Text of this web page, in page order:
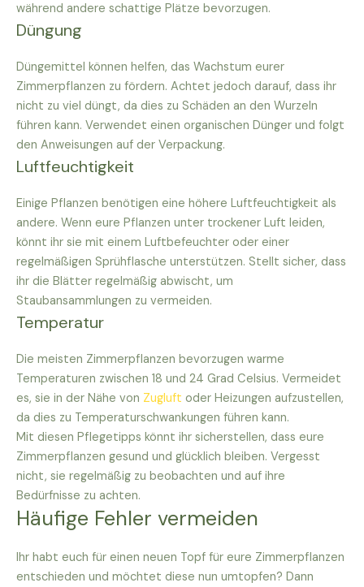
während andere schattige Plätze bevorzugen.
Düngung
Düngemittel können helfen, das Wachstum eurer
Zimmerpflanzen zu fördern. Achtet jedoch darauf, dass ihr
nicht zu viel düngt, da dies zu Schäden an den Wurzeln
führen kann. Verwendet einen organischen Dünger und folgt
den Anweisungen auf der Verpackung.
Luftfeuchtigkeit
Einige Pflanzen benötigen eine höhere Luftfeuchtigkeit als
andere. Wenn eure Pflanzen unter trockener Luft leiden,
könnt ihr sie mit einem Luftbefeuchter oder einer
regelmäßigen Sprühflasche unterstützen. Stellt sicher, dass
ihr die Blätter regelmäßig abwischt, um
Staubansammlungen zu vermeiden.
Temperatur
Die meisten Zimmerpflanzen bevorzugen warme
Temperaturen zwischen 18 und 24 Grad Celsius. Vermeidet
es, sie in der Nähe von Zugluft oder Heizungen aufzustellen,
da dies zu Temperaturschwankungen führen kann.
Mit diesen Pflegetipps könnt ihr sicherstellen, dass eure
Zimmerpflanzen gesund und glücklich bleiben. Vergesst
nicht, sie regelmäßig zu beobachten und auf ihre
Bedürfnisse zu achten.
Häufige Fehler vermeiden
Ihr habt euch für einen neuen Topf für eure Zimmerpflanzen
entschieden und möchtet diese nun umtopfen? Dann